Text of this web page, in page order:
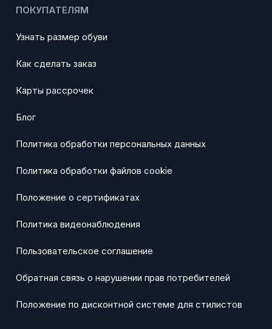
ПОКУПАТЕЛЯМ
Узнать размер обуви
Как сделать заказ
Карты рассрочек
Блог
Политика обработки персональных данных
Политика обработки файлов cookie
Положение о сертификатах
Политика видеонаблюдения
Пользовательское соглашение
Обратная связь о нарушении прав потребителей
Положение по дисконтной системе для стилистов